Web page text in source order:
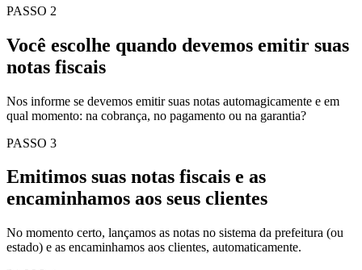
PASSO 2
Você escolhe quando devemos emitir suas
notas fiscais
Nos informe se devemos emitir suas notas automagicamente e em
qual momento: na cobrança, no pagamento ou na garantia?
PASSO 3
Emitimos suas notas fiscais e as
encaminhamos aos seus clientes
No momento certo, lançamos as notas no sistema da prefeitura (ou
estado) e as encaminhamos aos clientes, automaticamente.